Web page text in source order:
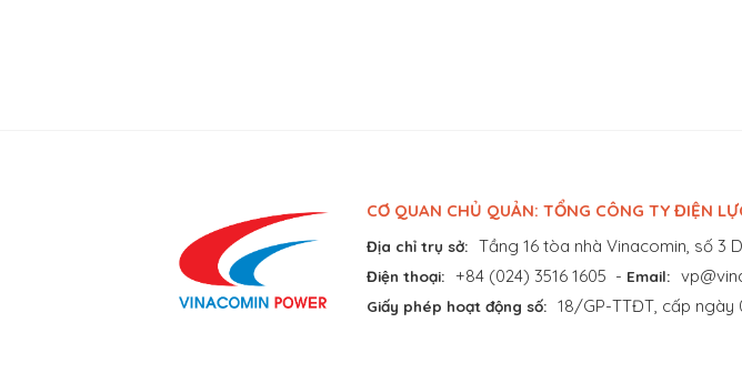
CƠ QUAN CHỦ QUẢN: TỔNG CÔNG TY ĐIỆN
Địa chỉ trụ sở: Tầng 16 tòa nhà Vinacomin, số 3
Điện thoại: +84 (024) 3516 1605 - Email:
Giấy phép hoạt động số: 18/GP-TTĐT, cấp